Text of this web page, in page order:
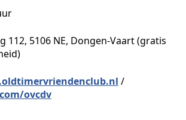
112, 5106 NE, Dongen-Vaart (gratis
/
ovcdv